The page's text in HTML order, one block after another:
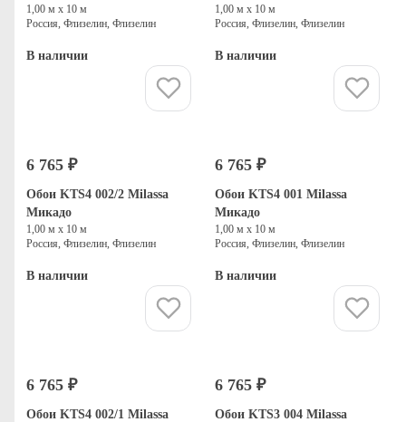
1,00 м х 10 м
Россия, Флизелин, Флизелин
В наличии
1,00 м х 10 м
Россия, Флизелин, Флизелин
В наличии
6 765 ₽
Обои KTS4 002/2 Milassa
Микадо
1,00 м х 10 м
Россия, Флизелин, Флизелин
В наличии
6 765 ₽
Обои KTS4 001 Milassa
Микадо
1,00 м х 10 м
Россия, Флизелин, Флизелин
В наличии
6 765 ₽
Обои KTS4 002/1 Milassa
6 765 ₽
Обои KTS3 004 Milassa